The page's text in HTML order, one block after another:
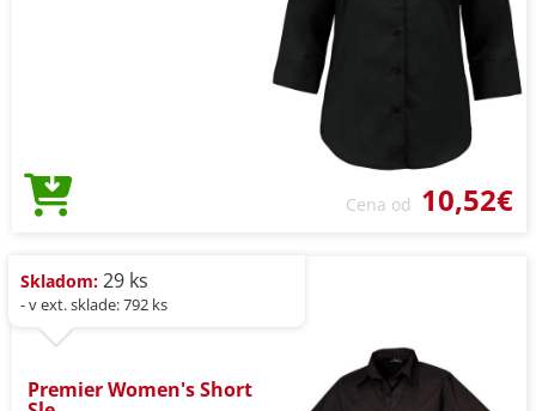
Cena od 10,52€
Skladom: 29 ks
- v ext. sklade: 792 ks
Premier Women's Short